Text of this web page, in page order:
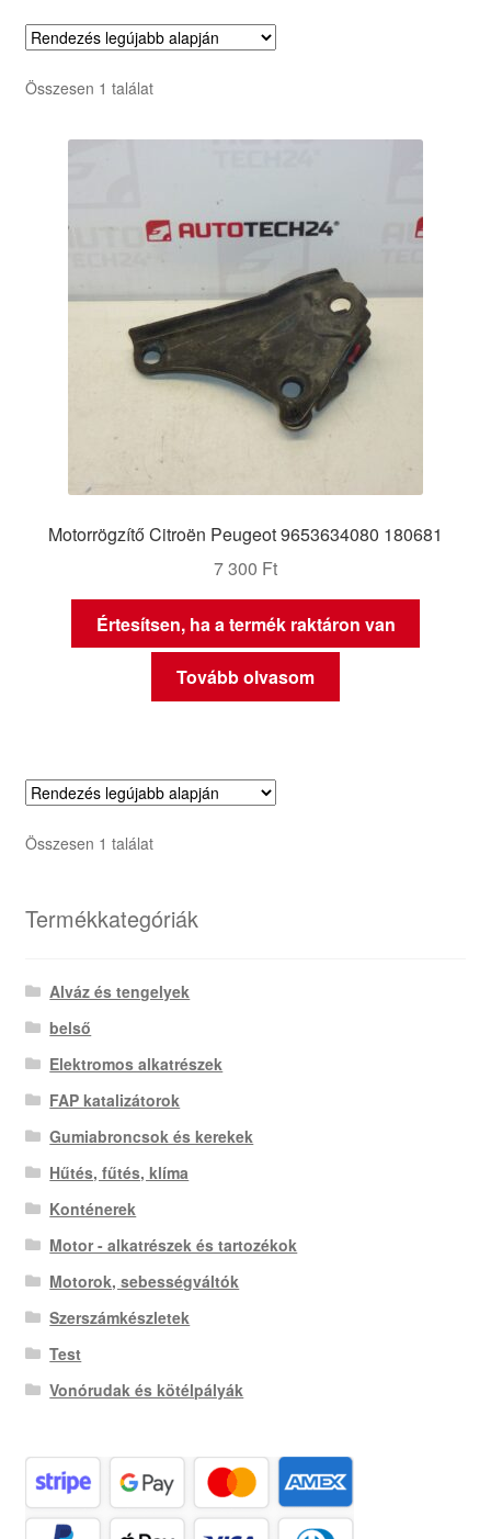
Összesen 1 találat
Motorrögzítő Citroën Peugeot 9653634080 180681
7 300 Ft
Értesítsen, ha a termék raktáron van
Tovább olvasom
Összesen 1 találat
Termékkategóriák
Alváz és tengelyek
belső
Elektromos alkatrészek
FAP katalizátorok
Gumiabroncsok és kerekek
Hűtés, fűtés, klíma
Konténerek
Motor - alkatrészek és tartozékok
Motorok, sebességváltók
Szerszámkészletek
Test
Vonórudak és kötélpályák